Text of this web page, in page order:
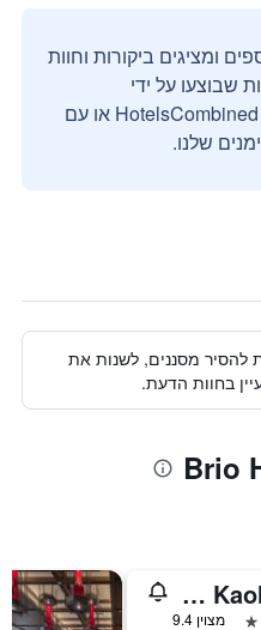
ומציגים ביקורות וחוות
שבוצעו על ידי
משתמשים אמיתיים דרך HotelsCombined או עם
שלנו.
להסיר מסננים, לשנות את
בחוות הדעת.
THE AMNIS, a Luxury Collection Hotel, Kaohsiung
מצוין 9.4